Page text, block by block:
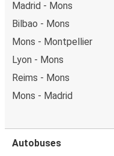
Madrid - Mons
Bilbao - Mons
Mons - Montpellier
Lyon - Mons
Reims - Mons
Mons - Madrid
Autobuses